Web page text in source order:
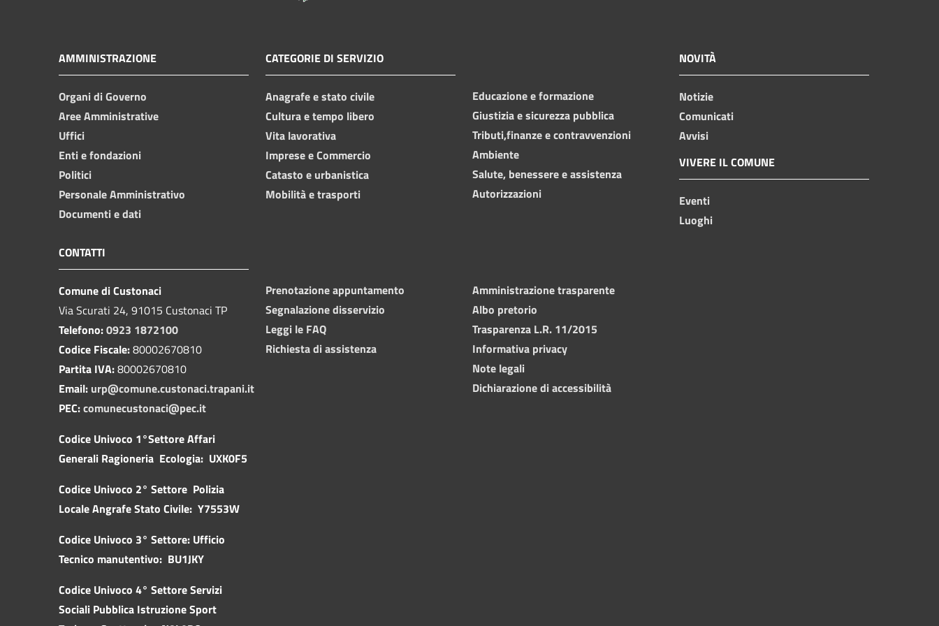
AMMINISTRAZIONE
Organi di Governo
Aree Amministrative
Uffici
Enti e fondazioni
Politici
Personale Amministrativo
Documenti e dati
CATEGORIE DI SERVIZIO
Anagrafe e stato civile
Cultura e tempo libero
Vita lavorativa
Imprese e Commercio
Catasto e urbanistica
Mobilità e trasporti
Educazione e formazione
Giustizia e sicurezza pubblica
Tributi,finanze e contravvenzioni
Ambiente
Salute, benessere e assistenza
Autorizzazioni
NOVITÀ
Notizie
Comunicati
Avvisi
VIVERE IL COMUNE
Eventi
Luoghi
CONTATTI
Comune di Custonaci
Via Scurati 24, 91015 Custonaci TP
Telefono:0923 1872100
Codice Fiscale:80002670810
Partita IVA:80002670810
Email: urp@comune.custonaci.trapani.it
PEC:comunecustonaci@pec.it
Codice Univoco 1°Settore Affari
Generali Ragioneria Ecologia: UXK0F5
Codice Univoco 2° Settore Polizia
Locale Angrafe Stato Civile: Y7553W
Codice Univoco 3° Settore: Ufficio
Tecnico manutentivo: BU1JKY
Codice Univoco 4° Settore Servizi
Sociali Pubblica Istruzione Sport
Prenotazione appuntamento
Segnalazione disservizio
Leggi le FAQ
Richiesta di assistenza
Amministrazione trasparente
Albo pretorio
Trasparenza L.R. 11/2015
Informativa privacy
Note legali
Dichiarazione di accessibilità